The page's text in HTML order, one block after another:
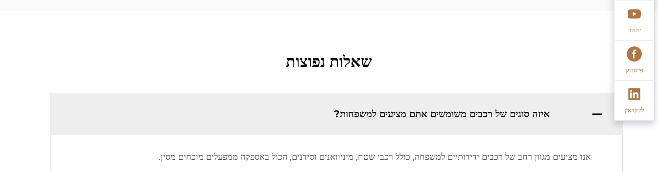
שאלות נפוצות
איזה סוגים של רכבים משומשים אתם מציעים למשפחות?
אנו מציעים מגוון רחב של רכבים ידידותיים למשפחה, כולל רכבי שטח, מיניוואנים וסידנים, הכול באספקה ממפעלים מוכחים מסין.
יוטיוב
פייסבוק
לינקדאין